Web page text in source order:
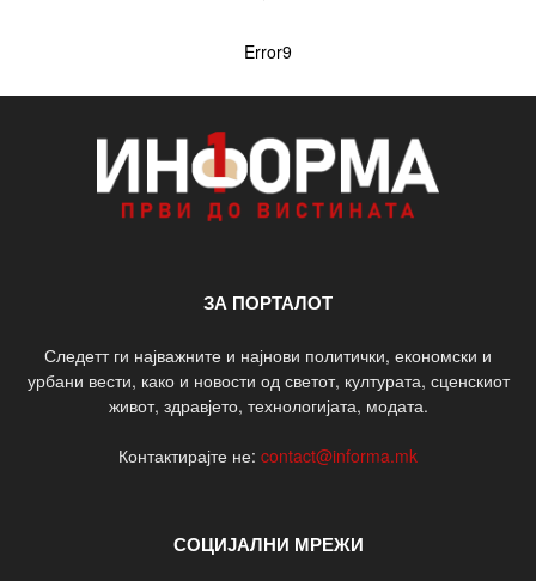
Error9
ЗА ПОРТАЛОТ
Следетт ги најважните и најнови политички, економски и
урбани вести, како и новости од светот, културата, сценскиот
живот, здравјето, технологијата, модата.
Контактирајте не: contact@informa.mk
СОЦИЈАЛНИ МРЕЖИ